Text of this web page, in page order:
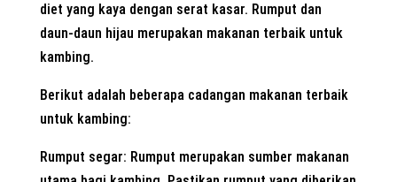
diet yang kaya dengan serat kasar. Rumput dan
daun-daun hijau merupakan makanan terbaik untuk
kambing.
Berikut adalah beberapa cadangan makanan terbaik
untuk kambing:
Rumput segar: Rumput merupakan sumber makanan